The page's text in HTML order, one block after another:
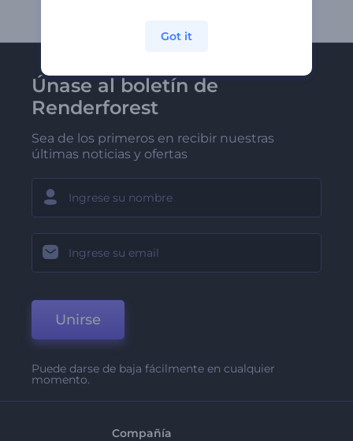
Únase al boletín de
Renderforest
Sea de los primeros en recibir nuestras
últimas noticias y ofertas
Unirse
Puede darse de baja fácilmente en cualquier
momento.
Compañía
Got it